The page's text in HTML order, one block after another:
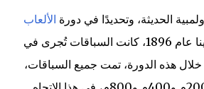
الحديثة، وتحديدًا في دورة الألعاب
تُجرى في
خلال هذه الدورة، تمت جميع السباقات،